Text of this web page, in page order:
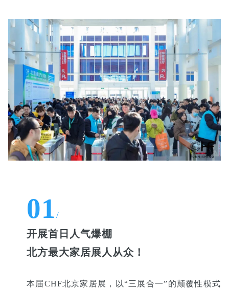
01 /
开展首日人气爆棚
北方最大家居展人从众！
本届CHF北京家居展，以“三展合一”的颠覆性模式